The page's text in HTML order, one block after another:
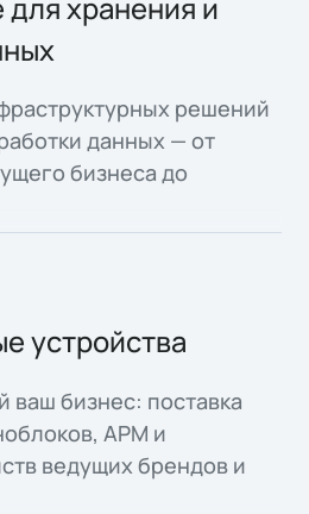
хранения и
решений
данных — от
бизнеса до
для критически
устройства
ваш бизнес: поставка
АРМ и
ведущих брендов и